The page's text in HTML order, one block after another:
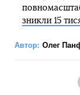
зникли 15
Автор: Олег